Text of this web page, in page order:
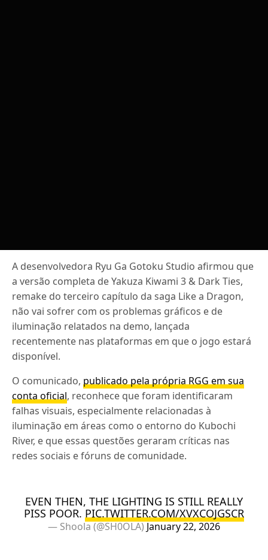
A desenvolvedora Ryu Ga Gotoku Studio afirmou que
a versão completa de Yakuza Kiwami 3 & Dark Ties,
remake do terceiro capítulo da saga Like a Dragon,
não vai sofrer com os problemas gráficos e de
iluminação relatados na demo, lançada
recentemente nas plataformas em que o jogo estará
disponível.
O comunicado, publicado pela própria RGG em sua
conta oficial, reconhece que foram identificaram
falhas visuais, especialmente relacionadas à
iluminação em áreas como o entorno do Kubochi
River, e que essas questões geraram críticas nas
redes sociais e fóruns de comunidade.
EVEN THEN, THE LIGHTING IS STILL REALLY
PISS POOR. PIC.TWITTER.COM/XVXCOJGSCR
— Shoola (@SH0OLA) January 22, 2026